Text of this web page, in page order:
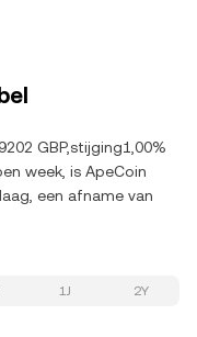
GBP,stijging1,00%
week, is ApeCoin
een afname van
1J 2Y